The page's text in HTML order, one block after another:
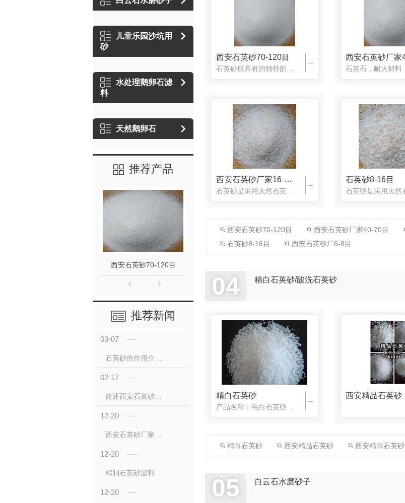
儿童乐园沙坑用
砂
水处理鹅卵石滤
料
天然鹅卵石
推荐产品
西安石英砂70-120目
推荐新闻
03-07
02-17
12-20
12-20
12-20
西安石英砂70-120目
西安石英砂厂家16-26目 石英砂8-16目
西安石英砂70-120目 西安石英砂厂家40-70目
石英砂8-16目
西安石英砂厂6-8目
04 精白石英砂/酸洗石英砂
精白石英砂
产品名称：纯白石英砂 产品介绍： 纯白石英砂采用**天然石英石，砂浆;它的色彩洁白，通体雪白、质感纯净的特点。西安杰力石英材料有限公司专业生产纯白石英砂，可根据客户要求的规格定做，产品广泛应用于航空、航天、电子、机械以及当今飞速发展的IT产业中占有举足轻重的地位，特别是其内在分子链结构、晶体形状和晶格变化规律，
西安精品石英砂
精白石英砂 西安精品石英砂 西安精白石英砂
05 白云石水磨砂子